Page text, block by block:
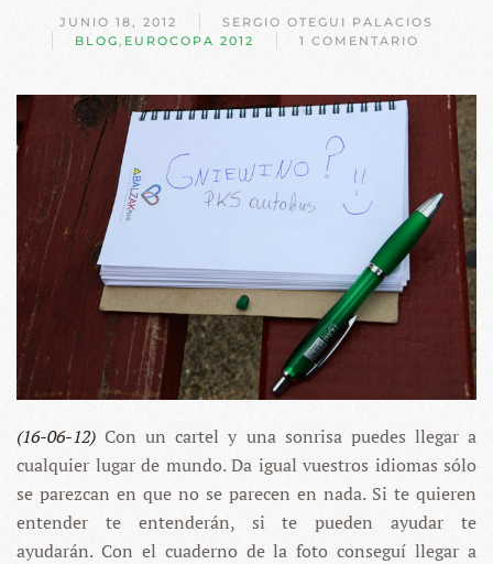
JUNIO 18, 2012
SERGIO OTEGUI PALACIOS
BLOG , EUROCOPA 2012 1 COMENTARIO
EN
SOPOT
GNIEWINO,
ENTRE
ANIMALES
(16-06-12) Con un cartel y una sonrisa puedes llegar a
cualquier lugar de mundo. Da igual vuestros idiomas sólo
se parezcan en que no se parecen en nada. Si te quieren
entender te entenderán, si te pueden ayudar te
ayudarán. Con el cuaderno de la foto conseguí llegar a